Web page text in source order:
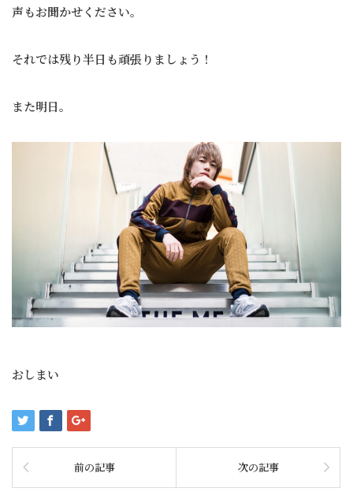
声もお聞かせください。
それでは残り半日も頑張りましょう！
また明日。
おしまい
前の記事 次の記事